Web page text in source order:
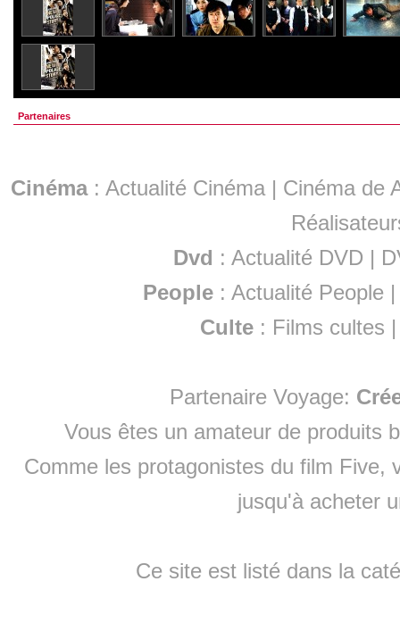
Partenaires
Cinéma: Actualité Cinéma | Cinéma de
Dvd : Actualité DVD |
People :Actualité People
Culte : Films cultes
Partenaire Voyage:
Vous êtes un amateur de produits
Comme les protagonistes du film Five,
jusqu'à acheter
Ce site est listé dans la